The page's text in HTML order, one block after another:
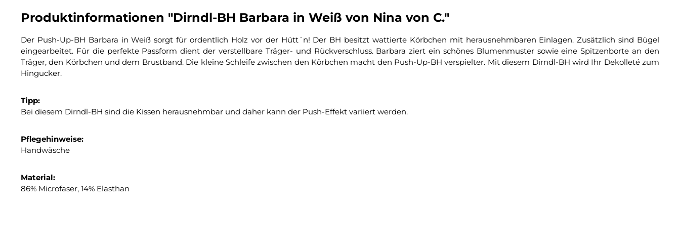
Produktinformationen "Dirndl-BH Barbara in Weiß von Nina von C."
Der Push-Up-BH Barbara in Weiß sorgt für ordentlich Holz vor der Hütt´n! Der BH besitzt wattierte Körbchen mit herausnehmbaren Einlagen. Zusätzlich sind Bügel
eingearbeitet. Für die perfekte Passform dient der verstellbare Träger- und Rückverschluss. Barbara ziert ein schönes Blumenmuster sowie eine Spitzenborte an den
Träger, den Körbchen und dem Brustband. Die kleine Schleife zwischen den Körbchen macht den Push-Up-BH verspielter. Mit diesem Dirndl-BH wird Ihr Dekolleté zum
Hingucker.
Tipp:
Bei diesem Dirndl-BH sind die Kissen herausnehmbar und daher kann der Push-Effekt variiert werden.
Pflegehinweise:
Handwäsche
Material:
86% Microfaser, 14% Elasthan